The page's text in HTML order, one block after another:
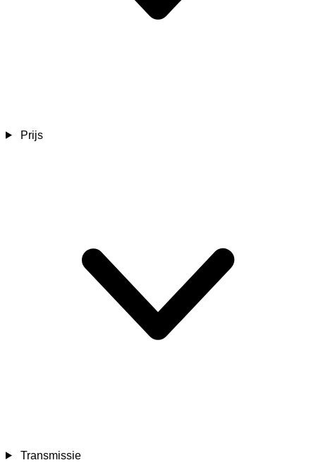
Prijs
Transmissie